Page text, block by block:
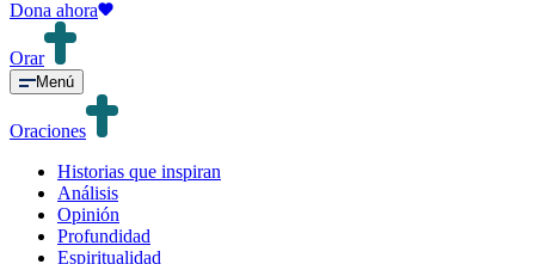
Dona ahora
Orar
Menú
Oraciones
Historias que inspiran
Análisis
Opinión
Profundidad
Espiritualidad